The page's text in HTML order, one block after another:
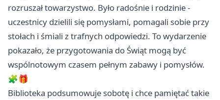
rozruszał towarzystwo. Było radośnie i rodzinie -
uczestnicy dzielili się pomysłami, pomagali sobie przy
stołach i śmiali z trafnych odpowiedzi. To wydarzenie
pokazało, że przygotowania do Świąt mogą być
wspólnotowym czasem pełnym zabawy i pomysłów.
🧩🎁
Biblioteka podsumowuje sobotę i chce pamiętać takie